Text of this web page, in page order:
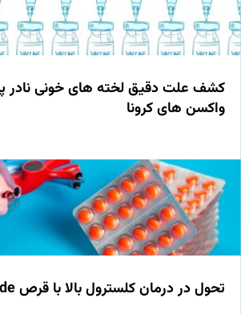
کشف علت دقیق لخته های خونی نادر
واکسن های کرونا
تحول در درمان کلسترول بالا با قرص enlicitide